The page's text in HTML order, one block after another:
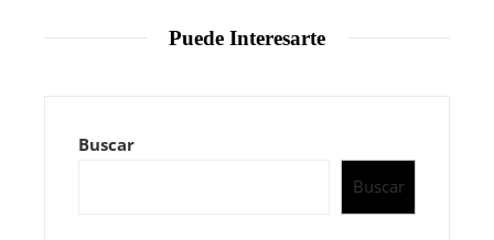
Puede Interesarte
Buscar
Buscar